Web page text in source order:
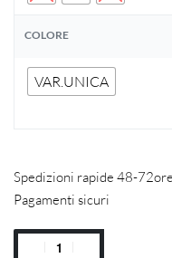
COLORE
VAR.UNICA
Spedizioni rapide 48-72ore
Pagamenti sicuri